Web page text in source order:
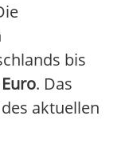
bis
. Das
aktuellen